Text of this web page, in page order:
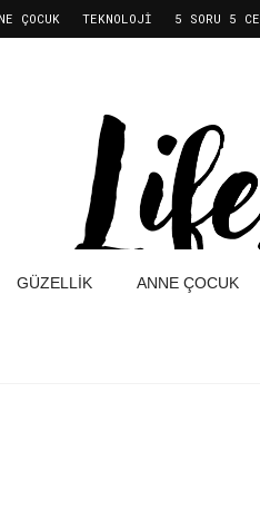
ÇOCUK TEKNOLOJI 5 SORU 5
GÜZELLIK ANNE ÇOCUK